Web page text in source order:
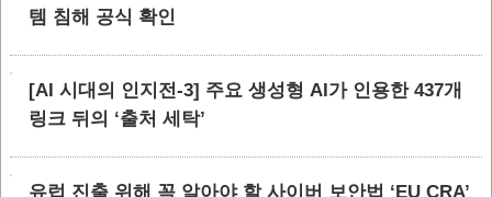
템 침해 공식 확인
[AI 시대의 인지전-3] 주요 생성형 AI가 인용한 437개
링크 뒤의 ‘출처 세탁’
유럽 진출 위해 꼭 알아야 할 사이버 보안법 ‘EU CRA’